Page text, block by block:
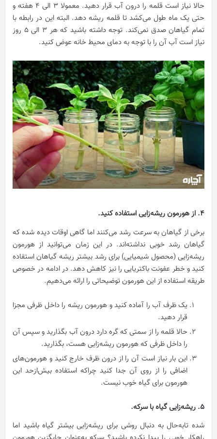
حالا نیاز است قلمه را درون آب قرار دهید. معمولا ۳ الی ۴ هفته و
حتی یک ماه طول می‌کشد تا قلمه ریشه دهد. البته این در رابطه با
تمام گیاهان صدق نمی‌کند. توجه داشته باشید که هر ۳ الی ۵ روز
نیاز است آب آن را با توجه به دمای محیط خانه عوض کنید.
4. از هورمون ریشه‌زایی استفاده کنید.
برخی از گیاهان به سرعت رشد می‌کنند اما گاهی اوقات دیده شده که
گیاهان رشد خوبی نداشته‌اند. در این زمان می‌توانید از هورمون
ریشه‌زایی (محصول شیمیایی) برای رشد بیشتر ریشه گیاهان استفاده
کنید و خطر عفونت باکتریایی را نیز کاهش دهد. در ادامه در خصوص
طریقه استفاده از این هورمون توضیحاتی را ارائه می‌دهیم.
یک ظرف آب را آماده کنید و هورمون ریشه را داخل ظرفی مجزا
قرار دهید.
حالا قلمه را از سمتی که گره دارد درون آب بگذارید و سپس آن
را داخل ظرفی که هورمون ریشه‌زایی هست، بگذارید.
این ‌بار نیاز است آن را از درون ظرف خارج کنید و هورمون‌های
اضافی را از روی آن جدا کنید چراکه استفاده بیش‌ازحد این
هورمون برای گیاه خوب نیست.
5. ریشه‌زایی گیاه با سرکه.
شده تابه‌حال به دنبال روشی برای ریشه‌زایی بیشتر گیاه باشید اما